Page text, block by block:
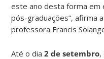
este ano desta forma em
pós-graduações”, afirma
professora Francis
Até o dia2 de setembro,